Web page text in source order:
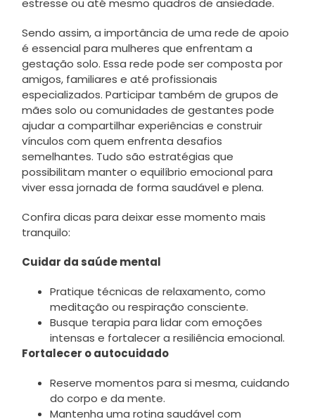
estresse ou até mesmo quadros de ansiedade.
Sendo assim, a importância de uma rede de apoio
é essencial para mulheres que enfrentam a
gestação solo. Essa rede pode ser composta por
amigos, familiares e até profissionais
especializados. Participar também de grupos de
mães solo ou comunidades de gestantes pode
ajudar a compartilhar experiências e construir
vínculos com quem enfrenta desafios
semelhantes. Tudo são estratégias que
possibilitam manter o equilíbrio emocional para
viver essa jornada de forma saudável e plena.
Confira dicas para deixar esse momento mais
tranquilo:
Cuidar da saúde mental
Pratique técnicas de relaxamento, como
meditação ou respiração consciente.
Busque terapia para lidar com emoções
intensas e fortalecer a resiliência emocional.
Fortalecer o autocuidado
Reserve momentos para si mesma, cuidando
do corpo e da mente.
Mantenha uma rotina saudável com